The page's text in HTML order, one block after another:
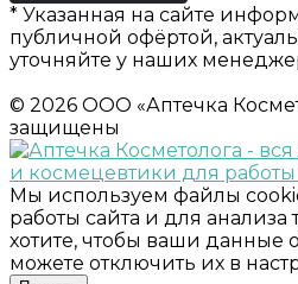
* Указанная на сайте
публичной офёртой,
уточняйте у наших
© 2026 ООО «Аптечка
защищены
Мы используем файлы
работы сайта и для
хотите, чтобы ваши данные
можете отключить их в